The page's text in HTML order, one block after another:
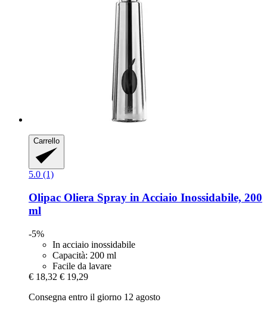
Carrello
5.0 (1)
Olipac Oliera Spray in Acciaio Inossidabile, 200
ml
-5%
In acciaio inossidabile
Capacità: 200 ml
Facile da lavare
€ 18,32 € 19,29
Consegna entro il giorno 12 agosto